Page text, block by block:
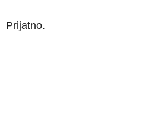
Prijatno.